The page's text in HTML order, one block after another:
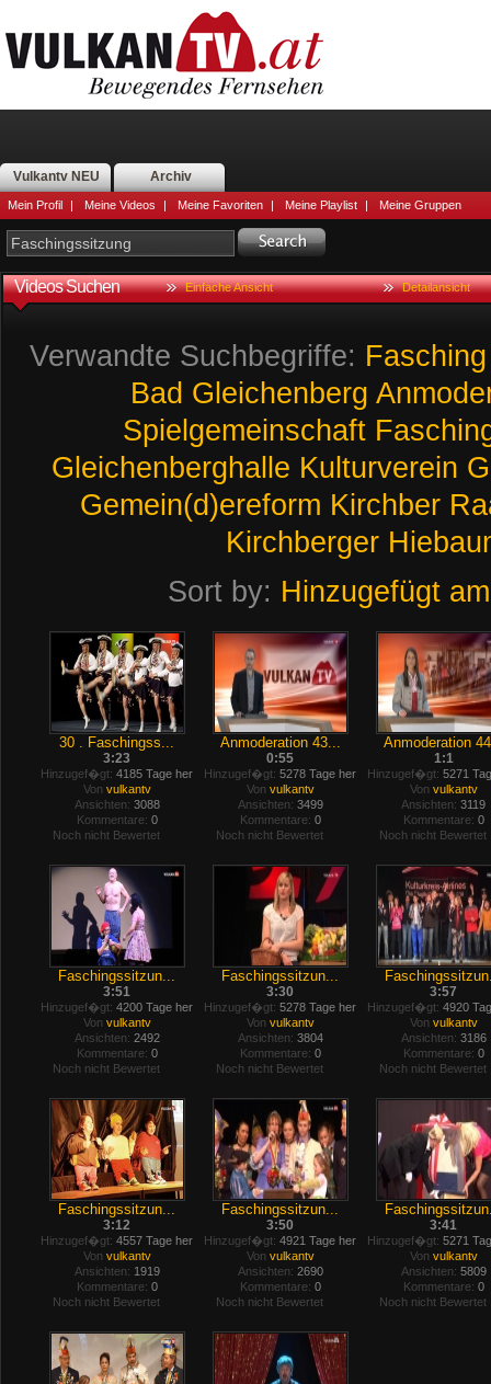
Vulkantv NEU Archiv
Mein Profil | Meine Videos | Meine Favoriten | Meine Playlist | Meine Gruppen
Videos Suchen Einfache Ansicht Detailansicht
Verwandte Suchbegriffe: Fasching
Bad Gleichenberg
Spielgemeinschaft
Gleichenberghalle Kulturverein
Gemein(d)ereform Kirchber
Kirchberger
Sort by: Hinzugefügt am
30 . Faschingss...
3:23
Hinzugef�gt: 4185 Tage her
Von vulkantv
Ansichten: 3088
Kommentare: 0
Noch nicht Bewertet
Anmoderation 43...
0:55
Hinzugef�gt: 5278 Tage her
Von vulkantv
Ansichten: 3499
Kommentare: 0
Noch nicht Bewertet
Anmoderation
1:1
Hinzugef�gt: 5271
Von vulkantv
Ansichten: 3119
Kommentare: 0
Noch nicht Bewertet
Faschingssitzun...
3:51
Hinzugef�gt: 4200 Tage her
Von vulkantv
Ansichten: 2492
Kommentare: 0
Noch nicht Bewertet
Faschingssitzun...
3:30
Hinzugef�gt: 5278 Tage her
Von vulkantv
Ansichten: 3804
Kommentare: 0
Noch nicht Bewertet
3:57
Hinzugef�gt: 4920
Von vulkantv
Ansichten: 3186
Kommentare: 0
Noch nicht Bewertet
Faschingssitzun...
3:12
Hinzugef�gt: 4557 Tage her
Von vulkantv
Ansichten: 1919
Kommentare: 0
Noch nicht Bewertet
Faschingssitzun...
3:50
Hinzugef�gt: 4921 Tage her
Von vulkantv
Ansichten: 2690
Kommentare: 0
Noch nicht Bewertet
3:41
Hinzugef�gt: 5271
Von vulkantv
Ansichten: 5809
Kommentare: 0
Noch nicht Bewertet